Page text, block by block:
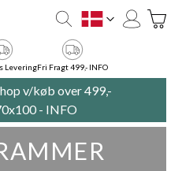
DK
LeveringFri Fragt 499,- INFO
v/køb over 499,-
- INFO